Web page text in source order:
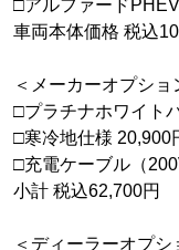
□アルファード
車両本体価格 税込
＜メーカーオプショ
□プラチナホワイト
□寒冷地仕様 20,900
□充電ケーブル（
小計 税込62,700円
＜ディーラーオプシ